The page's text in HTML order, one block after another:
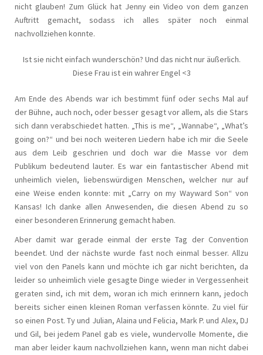
nicht glauben! Zum Glück hat Jenny ein Video von dem ganzen
Auftritt gemacht, sodass ich alles später noch einmal
nachvollziehen konnte.
Ist sie nicht einfach wunderschön? Und das nicht nur äußerlich.
Diese Frau ist ein wahrer Engel <3
Am Ende des Abends war ich bestimmt fünf oder sechs Mal auf
der Bühne, auch noch, oder besser gesagt vor allem, als die Stars
sich dann verabschiedet hatten. „This is me“, „Wannabe“, „What’s
going on?“ und bei noch weiteren Liedern habe ich mir die Seele
aus dem Leib geschrien und doch war die Masse vor dem
Publikum bedeutend lauter. Es war ein fantastischer Abend mit
unheimlich vielen, liebenswürdigen Menschen, welcher nur auf
eine Weise enden konnte: mit „Carry on my Wayward Son“ von
Kansas! Ich danke allen Anwesenden, die diesen Abend zu so
einer besonderen Erinnerung gemacht haben.
Aber damit war gerade einmal der erste Tag der Convention
beendet. Und der nächste wurde fast noch einmal besser. Allzu
viel von den Panels kann und möchte ich gar nicht berichten, da
leider so unheimlich viele gesagte Dinge wieder in Vergessenheit
geraten sind, ich mit dem, woran ich mich erinnern kann, jedoch
bereits sicher einen kleinen Roman verfassen könnte. Zu viel für
so einen Post. Ty und Julian, Alaina und Felicia, Mark P. und Alex, DJ
und Gil, bei jedem Panel gab es viele, wundervolle Momente, die
man aber leider kaum nachvollziehen kann, wenn man nicht dabei